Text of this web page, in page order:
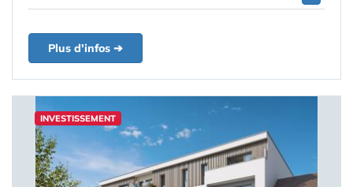
Plus d'infos ➔
INVESTISSEMENT